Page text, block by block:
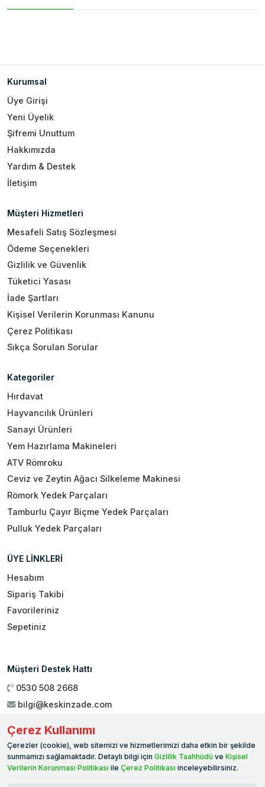
Kurumsal
Üye Girişi
Yeni Üyelik
Şifremi Unuttum
Hakkımızda
Yardım & Destek
İletişim
Müşteri Hizmetleri
Mesafeli Satış Sözleşmesi
Ödeme Seçenekleri
Gizlilik ve Güvenlik
Tüketici Yasası
İade Şartları
Kişisel Verilerin Korunması Kanunu
Çerez Politikası
Sıkça Sorulan Sorular
Kategoriler
Hırdavat
Hayvancılık Ürünleri
Sanayi Ürünleri
Yem Hazırlama Makineleri
ATV Römroku
Ceviz ve Zeytin Ağacı Silkeleme Makinesi
Römork Yedek Parçaları
Tamburlu Çayır Biçme Yedek Parçaları
Pulluk Yedek Parçaları
ÜYE LİNKLERİ
Hesabım
Sipariş Takibi
Favorileriniz
Sepetiniz
Müşteri Destek Hattı
0530 508 2668
bilgi@keskinzade.com
Genel Merkez: Yükseliş Mah. 1461. Sokak No:2/1 19 Mayıs
Ballıca / SAMSUN
Çerez Kullanımı
Çerezler (cookie), web sitemizi ve hizmetlerimizi daha etkin bir şekilde
sunmamızı sağlamaktadır. Detaylı bilgi için Gizlilik Taahhüdü ve Kişisel
Verilerin Korunması Politikası ile Çerez Politikası inceleyebilirsiniz.